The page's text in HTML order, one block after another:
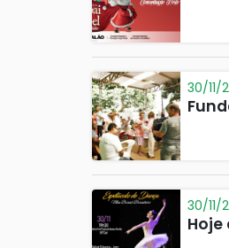
30/11/
30/11/
Hoje